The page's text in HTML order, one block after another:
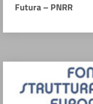
Futura – PNRR